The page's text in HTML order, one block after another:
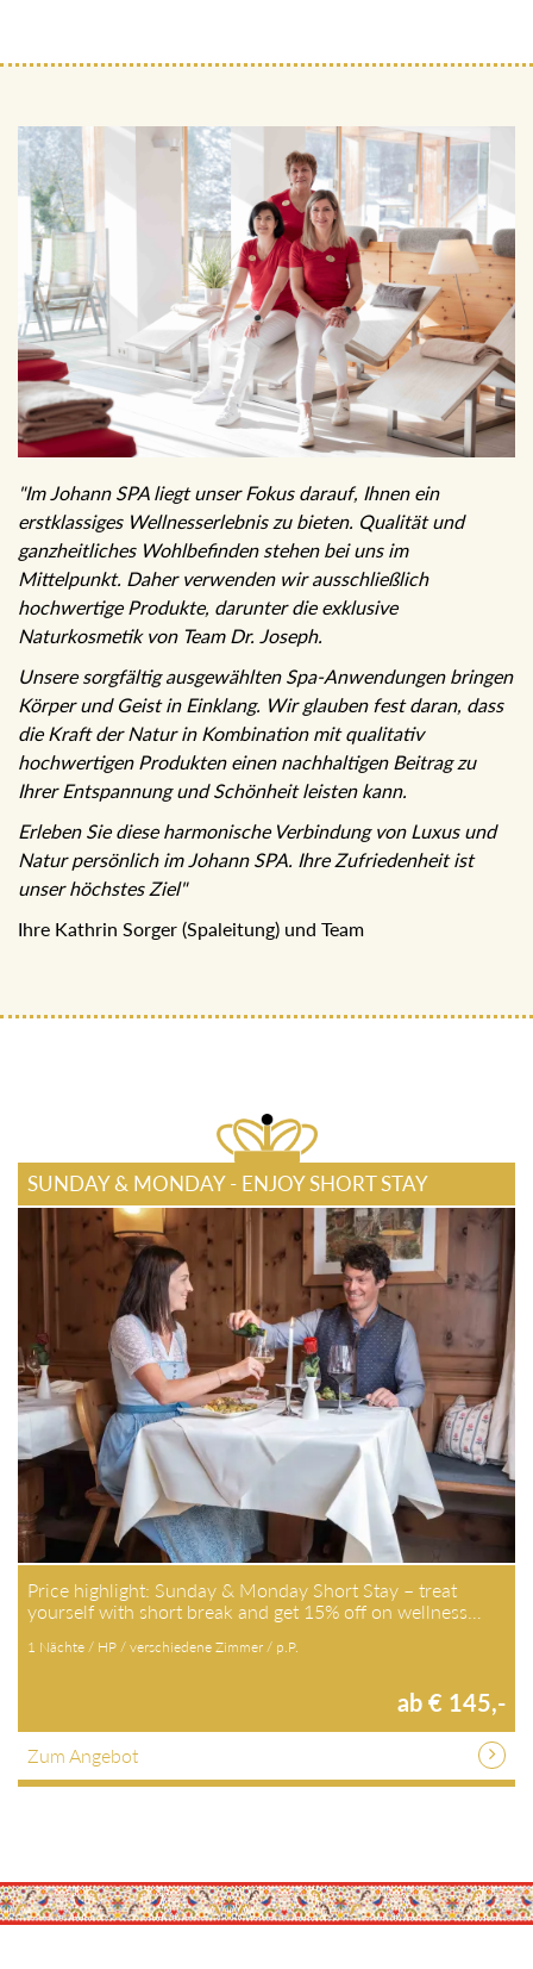
"Im Johann SPA liegt unser Fokus darauf, Ihnen ein
erstklassiges Wellnesserlebnis zu bieten. Qualität und
ganzheitliches Wohlbefinden stehen bei uns im
Mittelpunkt. Daher verwenden wir ausschließlich
hochwertige Produkte, darunter die exklusive
Naturkosmetik von Team Dr. Joseph.
Unsere sorgfältig ausgewählten Spa-Anwendungen
bringen Körper und Geist in Einklang. Wir glauben fest
daran, dass die Kraft der Natur in Kombination mit
qualitativ hochwertigen Produkten einen nachhaltigen
Beitrag zu Ihrer Entspannung und Schönheit leisten kann.
Erleben Sie diese harmonische Verbindung von Luxus und
Natur persönlich im Johann SPA. Ihre Zufriedenheit ist
Ihre Kathrin Sorger (Spaleitung) und Team
SUNDAY & MONDAY - ENJOY SHORT STAY
Price highlight: Sunday & Monday Short Stay – treat
yourself with short break and get 15% off on wellness…
ab € 145,-
Zum Angebot